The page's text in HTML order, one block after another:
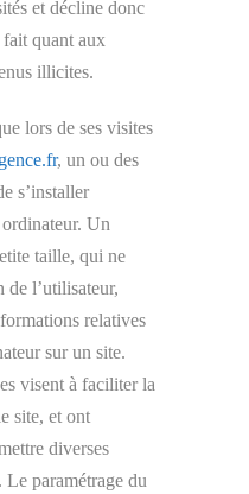
et décline donc
quant aux
illicites.
lors de ses visites
, un ou des
s’installer
Un
taille, qui ne
de l’utilisateur,
relatives
sur un site.
visent à faciliter la
site, et ont
diverses
Le paramétrage du